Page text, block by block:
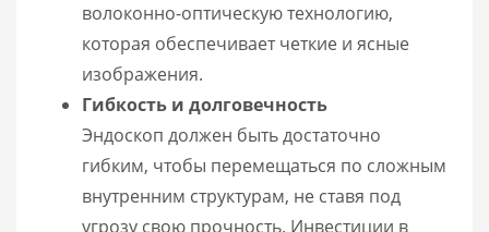
волоконно-оптическую технологию,
которая обеспечивает четкие и ясные
изображения.
Гибкость и долговечность
Эндоскоп должен быть достаточно
гибким, чтобы перемещаться по сложным
внутренним структурам, не ставя под
угрозу свою прочность. Инвестиции в